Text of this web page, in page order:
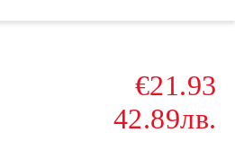
€21.93
42.89лв.